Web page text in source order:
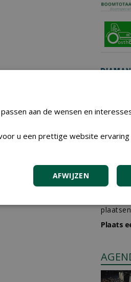
Plaats
aan de wensen en
u een prettige website ervaring
AFWIJZEN